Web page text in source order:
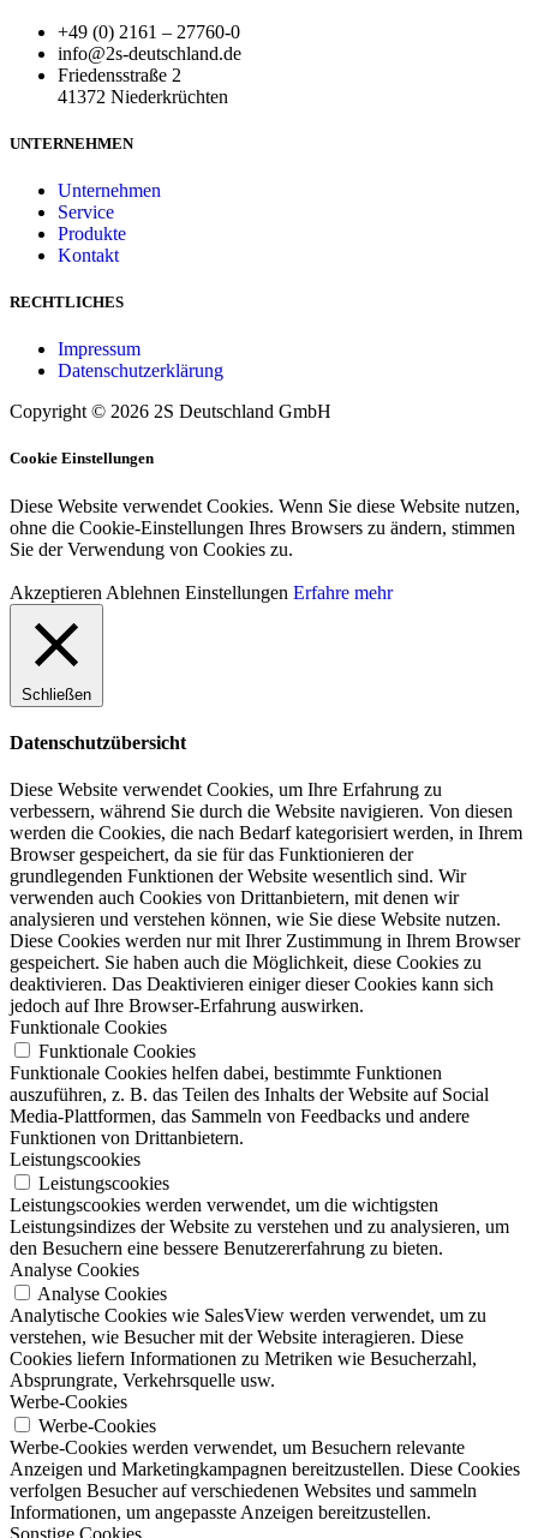
+49 (0) 2161 – 27760-0
info@2s-deutschland.de
Friedensstraße 2
41372 Niederkrüchten
UNTERNEHMEN
Unternehmen
Service
Produkte
Kontakt
RECHTLICHES
Impressum
Datenschutzerklärung
Copyright © 2026 2S Deutschland GmbH
Cookie Einstellungen
Diese Website verwendet Cookies. Wenn Sie diese Website nutzen,
ohne die Cookie-Einstellungen Ihres Browsers zu ändern, stimmen
Sie der Verwendung von Cookies zu.
Akzeptieren Ablehnen Einstellungen Erfahre mehr
Schließen
Datenschutzübersicht
Diese Website verwendet Cookies, um Ihre Erfahrung zu
verbessern, während Sie durch die Website navigieren. Von diesen
werden die Cookies, die nach Bedarf kategorisiert werden, in Ihrem
Browser gespeichert, da sie für das Funktionieren der
grundlegenden Funktionen der Website wesentlich sind. Wir
verwenden auch Cookies von Drittanbietern, mit denen wir
analysieren und verstehen können, wie Sie diese Website nutzen.
Diese Cookies werden nur mit Ihrer Zustimmung in Ihrem Browser
gespeichert. Sie haben auch die Möglichkeit, diese Cookies zu
deaktivieren. Das Deaktivieren einiger dieser Cookies kann sich
jedoch auf Ihre Browser-Erfahrung auswirken.
Funktionale Cookies
Funktionale Cookies
Funktionale Cookies helfen dabei, bestimmte Funktionen
auszuführen, z. B. das Teilen des Inhalts der Website auf Social
Media-Plattformen, das Sammeln von Feedbacks und andere
Funktionen von Drittanbietern.
Leistungscookies
Leistungscookies
Leistungscookies werden verwendet, um die wichtigsten
Leistungsindizes der Website zu verstehen und zu analysieren, um
den Besuchern eine bessere Benutzererfahrung zu bieten.
Analyse Cookies
Analyse Cookies
Analytische Cookies wie SalesView werden verwendet, um zu
verstehen, wie Besucher mit der Website interagieren. Diese
Cookies liefern Informationen zu Metriken wie Besucherzahl,
Absprungrate, Verkehrsquelle usw.
Werbe-Cookies
Werbe-Cookies
Werbe-Cookies werden verwendet, um Besuchern relevante
Anzeigen und Marketingkampagnen bereitzustellen. Diese Cookies
verfolgen Besucher auf verschiedenen Websites und sammeln
Informationen, um angepasste Anzeigen bereitzustellen.
Sonstige Cookies